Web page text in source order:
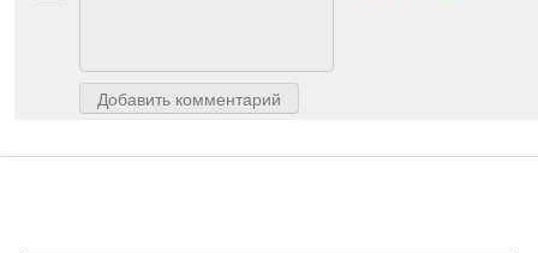
Добавить комментарий